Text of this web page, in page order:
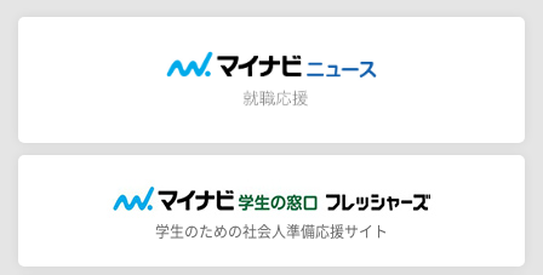
学生のための社会人準備応援サイト